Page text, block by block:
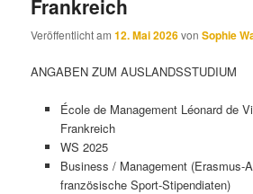
Frankreich
Veröffentlicht am12. Mai 2026vonSophie
ANGABEN ZUM AUSLANDSSTUDIUM
École de Management Léonard de
Frankreich
WS 2025
Business / Management (Erasmus-
französische Sport-Stipendiaten)